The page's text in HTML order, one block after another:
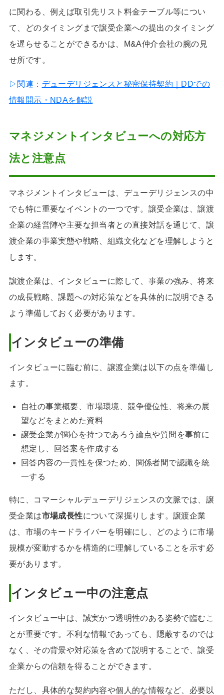
に関わる、例えば取引先リスト料金テーブル等につい
て、どのタイミングまで譲受企業への提出のタイミング
を遅らせることができるかは、M&A仲介会社の腕の見
せ所です。
▷関連： デューデリジェンスと秘密保持契約｜DDでの
情報開示・NDAを解説
マネジメントインタビューへの対応方
法と注意点
マネジメントインタビューは、デューデリジェンスの中
でも特に重要なイベントの一つです。譲受企業は、譲渡
企業の経営陣や主要な担当者との直接対話を通じて、譲
渡企業の事業実態や戦略、組織文化などを理解しようと
します。
譲渡企業は、インタビューに際して、事業の強み、将来
の成長戦略、課題への対応策などを具体的に説明できる
よう準備しておく必要があります。
インタビューの準備
インタビューに臨む前に、譲渡企業は以下の点を準備し
ます。
自社の事業概要、市場環境、競争優位性、将来の展
望などをまとめた資料
譲受企業が関心を持つであろう論点や質問を事前に
想定し、回答案を作成する
回答内容の一貫性を保つため、関係者間で認識を統
一する
特に、コマーシャルデューデリジェンスの文脈では、譲
受企業は市場成長性について深掘りします。譲渡企業
は、市場のキードライバーを明確にし、どのように市場
規模が変動するかを構造的に理解していることを示す必
要があります。
インタビュー中の注意点
インタビュー中は、誠実かつ透明性のある姿勢で臨むこ
とが重要です。不利な情報であっても、隠蔽するのでは
なく、その背景や対応策を含めて説明することで、譲受
企業からの信頼を得ることができます。
ただし、具体的な契約内容や個人的な情報など、必要以